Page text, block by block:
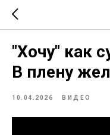
"Хочу" как
В плену
10.04.2026 ВИДЕО